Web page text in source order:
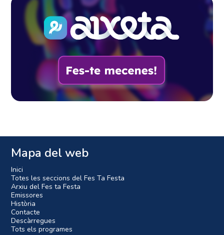
Mapa del web
Inici
Totes les seccions del Fes Ta Festa
Arxiu del Fes ta Festa
Emissores
Història
Contacte
Descàrregues
Tots els programes